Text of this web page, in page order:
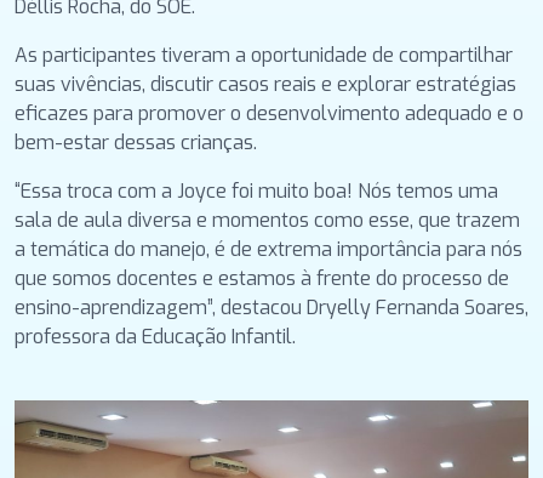
Déllis Rocha, do SOE.
As participantes tiveram a oportunidade de compartilhar
suas vivências, discutir casos reais e explorar estratégias
eficazes para promover o desenvolvimento adequado e o
bem-estar dessas crianças.
“Essa troca com a Joyce foi muito boa! Nós temos uma
sala de aula diversa e momentos como esse, que trazem
a temática do manejo, é de extrema importância para nós
que somos docentes e estamos à frente do processo de
ensino-aprendizagem”, destacou Dryelly Fernanda Soares,
professora da Educação Infantil.